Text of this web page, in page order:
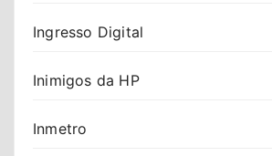
Ingresso Digital
Inimigos da HP
Inmetro